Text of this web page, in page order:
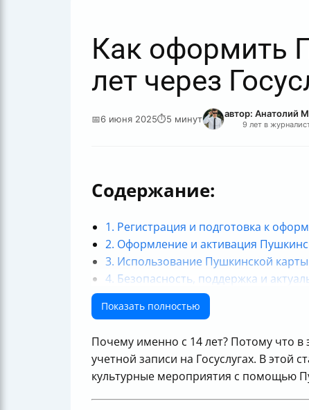
Как оформить
лет через
📅6 июня 2025⏱5 минут автор: Анатолий
9 лет в
Содержание:
1. Регистрация и подготовка к
2. Оформление и активация
3. Использование Пушкинской
4. Безопасность, поддержка и
Итог
Показать полностью
Почему именно с 14 лет? Потому что
учетной записи на Госуслугах. В этой
культурные мероприятия с помощью